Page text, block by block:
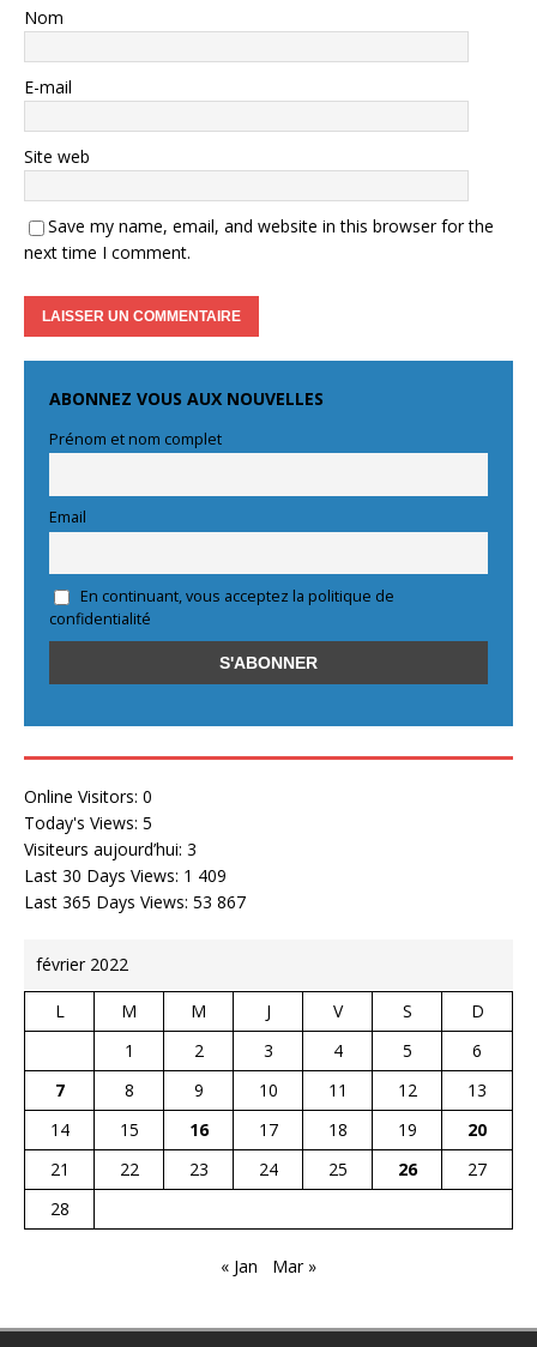
Nom
E-mail
Site web
Save my name, email, and website in this browser for the
next time I comment.
ABONNEZ VOUS AUX NOUVELLES
Prénom et nom complet
Email
En continuant, vous acceptez la politique de
confidentialité
Online Visitors: 0
Today's Views: 5
Visiteurs aujourd’hui: 3
Last 30 Days Views: 1 409
Last 365 Days Views: 53 867
février 2022
L M M J V S
D
1
2 3 4 5
6
7
8 9 10 11 12
13
14
15 16 17 18 19
20
21
22 23 24 25 26
27
28
« Jan Mar »